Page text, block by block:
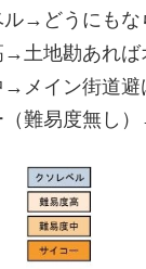
ル→どうにもな
→土地勘あれば
→メイン街道避
（難易度無し